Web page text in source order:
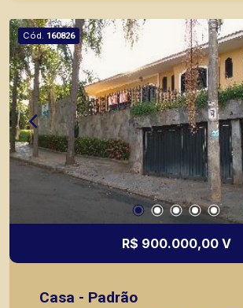
Cód. 160826
R$ 900.000,00 V
Casa - Padrão